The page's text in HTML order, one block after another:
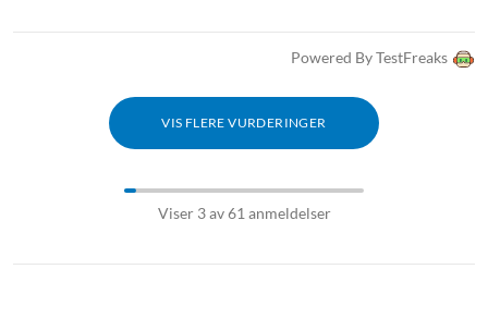
Powered By TestFreaks
VIS FLERE VURDERINGER
Viser 3 av 61 anmeldelser